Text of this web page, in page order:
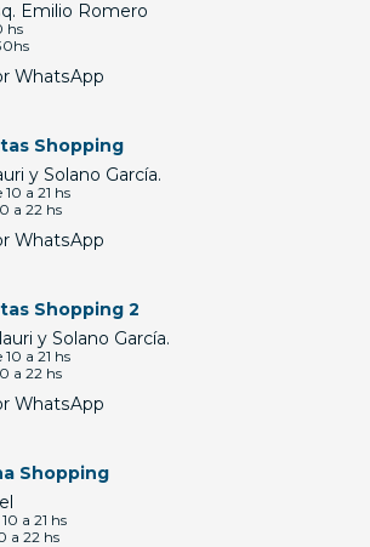
Emilio Romero
hs
WhatsApp
Shopping
y Solano García.
a 21 hs
a 22 hs
WhatsApp
Shopping 2
y Solano García.
a 21 hs
a 22 hs
WhatsApp
Shopping
a 21 hs
a 22 hs